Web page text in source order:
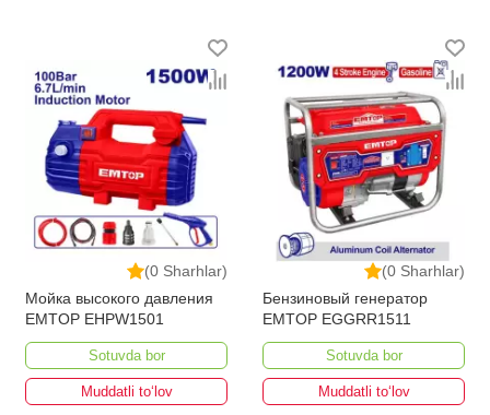
(0 Sharhlar)
Мойка высокого давления
EMTOP EHPW1501
Sotuvda bor
Muddatli to‘lov
(0 Sharhlar)
Бензиновый генератор
EMTOP EGGRR1511
Sotuvda bor
Muddatli to‘lov